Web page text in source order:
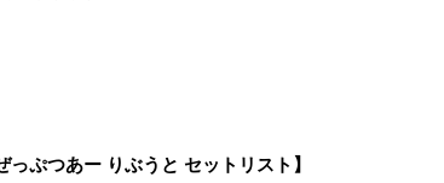
ぷつあー りぶうと セットリスト】